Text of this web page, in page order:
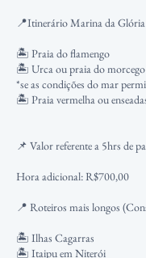
📍Itinerário Marina da Glória
🏝️ Praia do flamengo
🏝️ Urca ou praia do
*se as condições do mar
🏝️ Praia vermelha ou
📌 Valor referente a 5hrs de
Hora adicional: R$700,00
📍 Roteiros mais longos
🏝️ Ilhas Cagarras
🏝️ Itaipu em Niterói